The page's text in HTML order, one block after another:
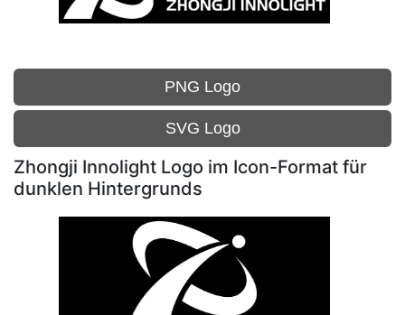
PNG Logo
SVG Logo
Zhongji Innolight Logo im Icon-Format für
dunklen Hintergrunds